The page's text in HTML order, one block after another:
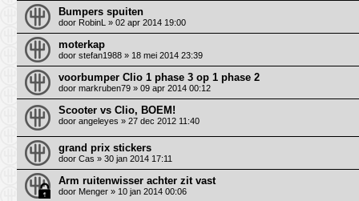
Bumpers spuiten
door RobinL » 02 apr 2014 19:00
moterkap
door stefan1988 » 18 mei 2014 23:39
voorbumper Clio 1 phase 3 op 1 phase 2
door markruben79 » 09 apr 2014 00:12
Scooter vs Clio, BOEM!
door angeleyes » 27 dec 2012 11:40
grand prix stickers
door Cas » 30 jan 2014 17:11
Arm ruitenwisser achter zit vast
door Menger » 10 jan 2014 00:06